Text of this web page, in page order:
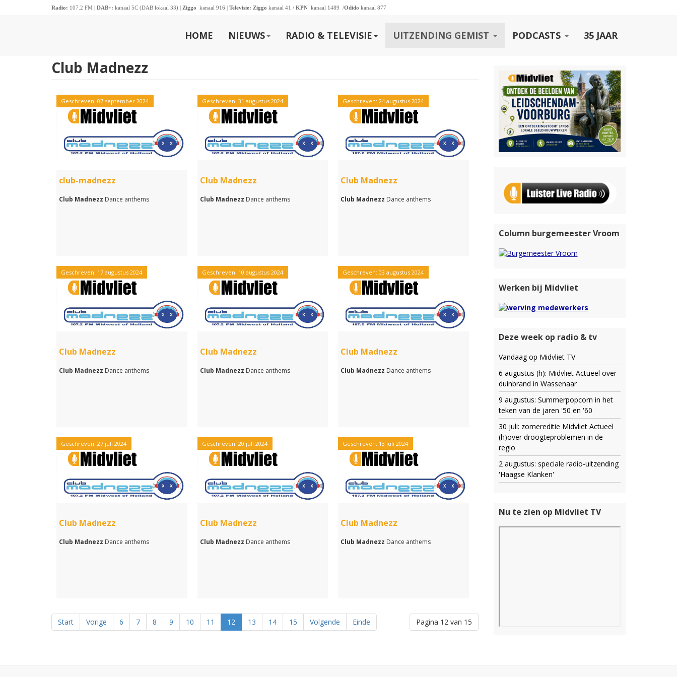
Radio: 107.2 FM | DAB+: kanaal 5C (DAB lokaal 33) | Ziggo kanaal 916 | Televisie: Ziggo kanaal 41 / KPN kanaal 1489 /Odido kanaal 877
HOME NIEUWS RADIO & TELEVISIE UITZENDING GEMIST PODCASTS 35 JAAR
Club Madnezz
Geschreven: 07 september 2024
club-madnezz
Club Madnezz Dance anthems
Geschreven: 31 augustus 2024
Club Madnezz
Club Madnezz Dance anthems
Geschreven: 24 augustus 2024
Club Madnezz
Club Madnezz Dance anthems
Geschreven: 17 augustus 2024
Club Madnezz
Club Madnezz Dance anthems
Geschreven: 10 augustus 2024
Club Madnezz
Club Madnezz Dance anthems
Geschreven: 03 augustus 2024
Club Madnezz
Club Madnezz Dance anthems
Geschreven: 27 juli 2024
Club Madnezz
Club Madnezz Dance anthems
Geschreven: 20 juli 2024
Club Madnezz
Club Madnezz Dance anthems
Geschreven: 13 juli 2024
Club Madnezz
Club Madnezz Dance anthems
Pagina 12 van 15
Start Vorige 6 7 8 9 10 11 12 13 14 15 Volgende Einde
Column burgemeester Vroom
Werken bij Midvliet
Deze week op radio & tv
Vandaag op Midvliet TV
6 augustus (h): Midvliet Actueel over
duinbrand in Wassenaar
9 augustus: Summerpopcorn in het
teken van de jaren '50 en '60
30 juli: zomereditie Midvliet Actueel
(h)over droogteproblemen in de
regio
2 augustus: speciale radio-uitzending
'Haagse Klanken'
Nu te zien op Midvliet TV